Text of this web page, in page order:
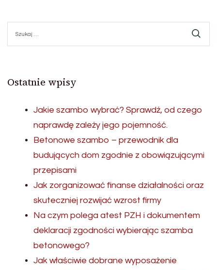
Ostatnie wpisy
Jakie szambo wybrać? Sprawdź, od czego
naprawdę zależy jego pojemność.
Betonowe szambo – przewodnik dla
budujących dom zgodnie z obowiązującymi
przepisami
Jak zorganizować finanse działalności oraz
skuteczniej rozwijać wzrost firmy
Na czym polega atest PZH i dokumentem
deklaracji zgodności wybierając szamba
betonowego?
Jak właściwie dobrane wyposażenie